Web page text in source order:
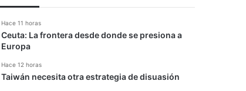
Hace 11 horas
Ceuta: La frontera desde donde se presiona a
Europa
Hace 12 horas
Taiwán necesita otra estrategia de disuasión